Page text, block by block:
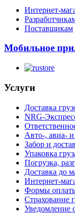
Интернет-
Поставщикам
Мобильное
Услуги
Доставка
NRG-
Авто-, авиа-
Забор и
Упаковка
Погрузка,
Доставка до
Интернет-
Формы
Страхование
Уведомление